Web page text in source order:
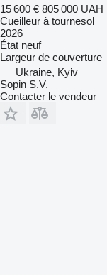
15 600 € 805 000 UAH
Cueilleur à tournesol
2026
État neuf
Largeur de couverture
Ukraine, Kyiv
Sopin S.V.
Contacter le vendeur